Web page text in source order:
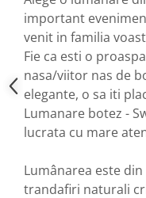
important
venit in familia
Fie ca esti o
nasa/viitor nas de
elegante, o sa iti
Lumanare botez -
lucrata cu mare
Lumânarea este din
trandafiri naturali